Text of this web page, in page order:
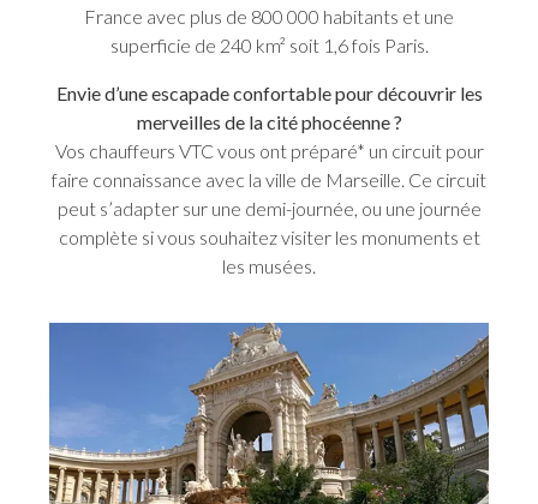
France avec plus de 800 000 habitants et une
superficie de 240 km² soit 1,6 fois Paris.
Envie d’une escapade confortable pour découvrir les
merveilles de la cité phocéenne ?
Vos chauffeurs VTC vous ont préparé* un circuit pour
faire connaissance avec la ville de Marseille. Ce circuit
peut s’adapter sur une demi-journée, ou une journée
complète si vous souhaitez visiter les monuments et
les musées.